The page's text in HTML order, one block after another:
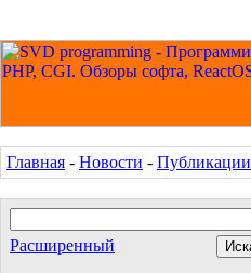
Главная - Новости - Публикации
Расширенный